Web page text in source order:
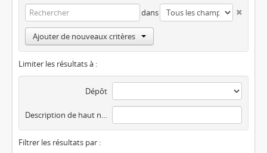
dans
Ajouter de nouveaux critères
Limiter les résultats à :
Dépôt
Description de haut niveau
Filtrer les résultats par :